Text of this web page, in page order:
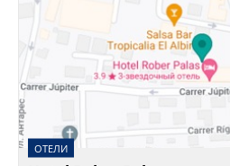
ОТЕЛИ